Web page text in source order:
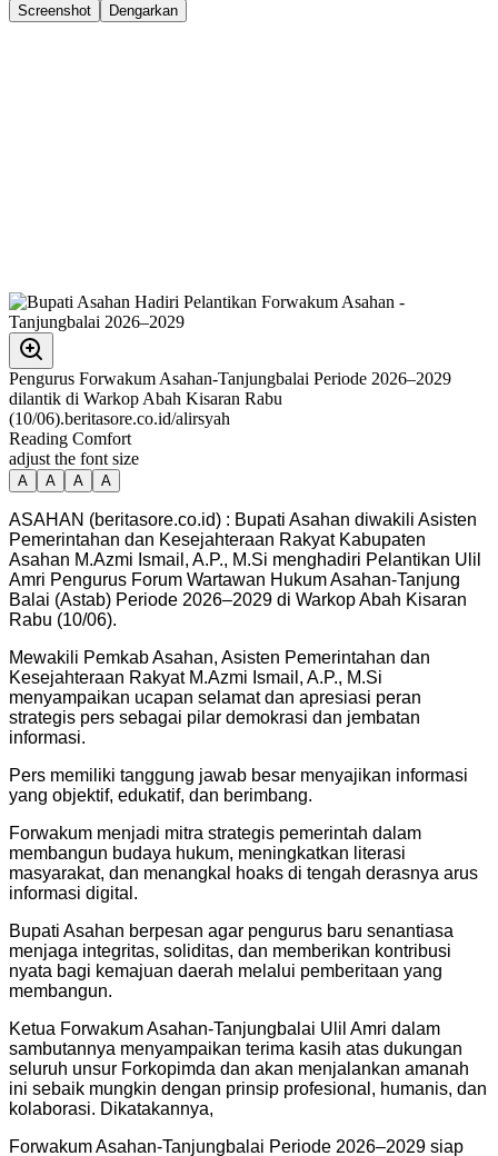
Screenshot
Dengarkan
Pengurus Forwakum Asahan-Tanjungbalai Periode 2026–2029
dilantik di Warkop Abah Kisaran Rabu
(10/06).beritasore.co.id/alirsyah
Reading Comfort
adjust the font size
A A A A
ASAHAN (beritasore.co.id) : Bupati Asahan diwakili Asisten
Pemerintahan dan Kesejahteraan Rakyat Kabupaten
Asahan M.Azmi Ismail, A.P., M.Si menghadiri Pelantikan Ulil
Amri Pengurus Forum Wartawan Hukum Asahan-Tanjung
Balai (Astab) Periode 2026–2029 di Warkop Abah Kisaran
Rabu (10/06).
Mewakili Pemkab Asahan, Asisten Pemerintahan dan
Kesejahteraan Rakyat M.Azmi Ismail, A.P., M.Si
menyampaikan ucapan selamat dan apresiasi peran
strategis pers sebagai pilar demokrasi dan jembatan
informasi.
Pers memiliki tanggung jawab besar menyajikan informasi
yang objektif, edukatif, dan berimbang.
Forwakum menjadi mitra strategis pemerintah dalam
membangun budaya hukum, meningkatkan literasi
masyarakat, dan menangkal hoaks di tengah derasnya arus
informasi digital.
Bupati Asahan berpesan agar pengurus baru senantiasa
menjaga integritas, soliditas, dan memberikan kontribusi
nyata bagi kemajuan daerah melalui pemberitaan yang
membangun.
Ketua Forwakum Asahan-Tanjungbalai Ulil Amri dalam
sambutannya menyampaikan terima kasih atas dukungan
seluruh unsur Forkopimda dan akan menjalankan amanah
ini sebaik mungkin dengan prinsip profesional, humanis, dan
kolaborasi. Dikatakannya,
Forwakum Asahan-Tanjungbalai Periode 2026–2029 siap